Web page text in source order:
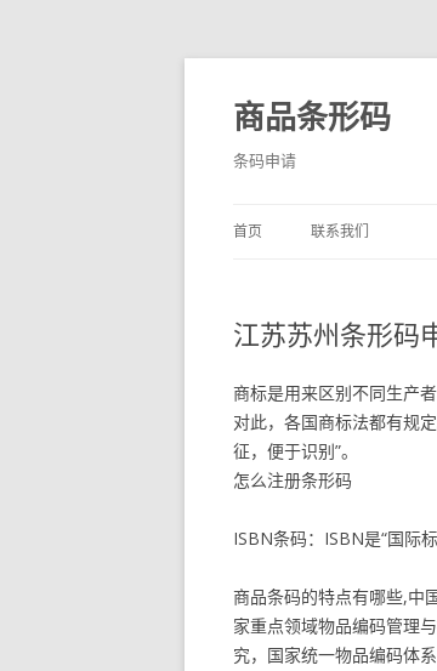
商品条形码
条码申请
首页 联系我们
江苏苏州条形码
商标是用来区别不同生产
对此，各国商标法都有规
征，便于识别”。
怎么注册条形码
ISBN条码：ISBN是“国际
商品条码的特点有哪些,中
家重点领域物品编码管理
究，国家统一物品编码体